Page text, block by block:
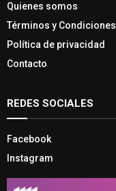
Quienes somos
Términos y Condiciones
Política de privacidad
Contacto
REDES SOCIALES
Facebook
Instagram